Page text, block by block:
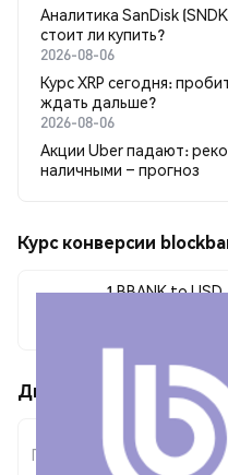
Аналитика SanDisk
стоит ли купить?
2026-08-06
Курс XRP сегодня:
ждать дальше?
2026-08-06
Акции Uber падают:
наличными – прогноз
Курс конверсии
1 BBANK to USD
Движения цены
Период
суммы